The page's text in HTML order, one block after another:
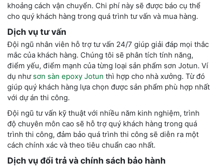
khoảng cách vận chuyển. Chi phí này sẽ được báo cụ thể
cho quý khách hàng trong quá trình tư vấn và mua hàng.
Dịch vụ tư vấn
Đội ngũ nhân viên hỗ trợ tư vấn 24/7 giúp giải đáp mọi thắc
mắc của khách hàng. Chúng tôi sẽ phân tích tính năng,
điểm yếu, điểm mạnh của từng loại sản phẩm sơn Jotun. Ví
dụ như sơn sàn epoxy Jotun thì hợp cho nhà xưởng. Từ đó
giúp quý khách hàng lựa chọn được sản phẩm phù hợp nhất
với dự án thi công.
Đội ngũ tư vấn kỹ thuật với nhiều năm kinh nghiệm, trình
độ chuyên môn cao sẽ hỗ trợ quý khách hàng trong quá
trình thi công, đảm bảo quá trình thi công sẽ diễn ra một
cách chính xác và theo tiêu chuẩn cao nhất.
Dịch vụ đổi trả và chính sách bảo hành